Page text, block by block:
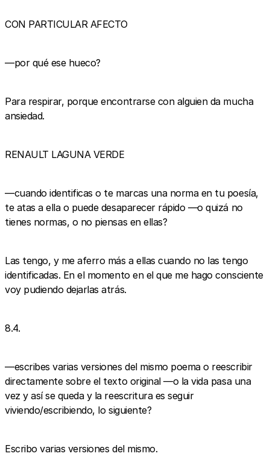
CON PARTICULAR AFECTO
—por qué ese hueco?
Para respirar, porque encontrarse con alguien da mucha
ansiedad.
RENAULT LAGUNA VERDE
—cuando identificas o te marcas una norma en tu poesía,
te atas a ella o puede desaparecer rápido —o quizá no
tienes normas, o no piensas en ellas?
Las tengo, y me aferro más a ellas cuando no las tengo
identificadas. En el momento en el que me hago consciente
voy pudiendo dejarlas atrás.
8.4.
—escribes varias versiones del mismo poema o reescribir
directamente sobre el texto original —o la vida pasa una
vez y así se queda y la reescritura es seguir
viviendo/escribiendo, lo siguiente?
Escribo varias versiones del mismo.